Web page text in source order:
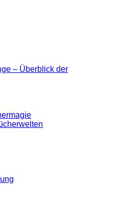
– Überblick der